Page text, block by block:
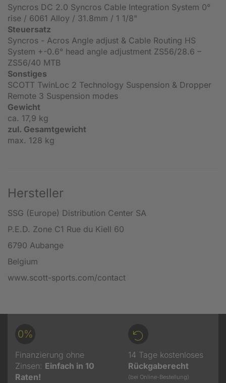
Syncros DC 2.0 Syncros Cable Integration System 0°
rise / 6061 Alloy / 31.8mm / 1 1/8"
Steuersatz
Syncros - Acros Angle adjust & Cable Routing HS
System +-0.6° head angle adjustment ZS56/28.6 –
ZS56/40 MTB
Sonstiges
SCOTT TwinLoc 2 Technology Suspension & Dropper
Remote 3 Suspension modes
Gewicht
ca. 17,9 kg
zul. Gesamtgewicht
max. 128 kg
Hersteller
SSG (Europe) Distribution Center SA
P.E.D. Zone C1 Rue du Kiell 60
6790 Aubange
Belgium
www.scott-sports.com/contact
0%
Finanzierung ohne
Zinsen: Einfach in 10
Raten!
14 Tage kostenloses
Rückgaberecht
(bei Online-Bestellung)